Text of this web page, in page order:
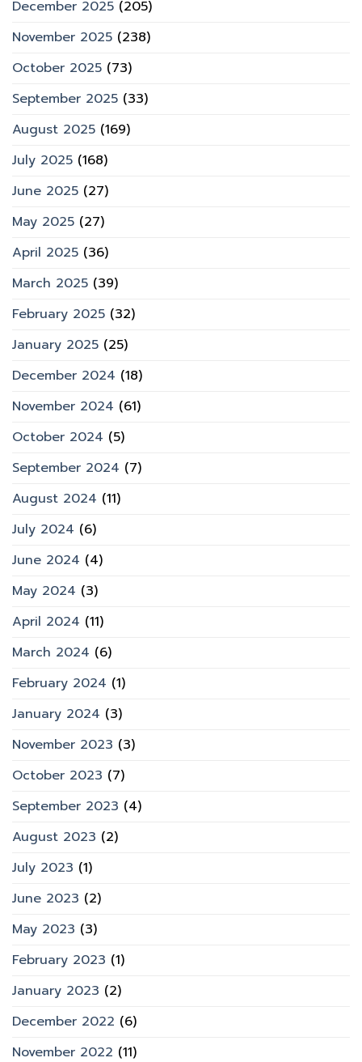
December 2025 (205)
November 2025 (238)
October 2025 (73)
September 2025 (33)
August 2025 (169)
July 2025 (168)
June 2025 (27)
May 2025 (27)
April 2025 (36)
March 2025 (39)
February 2025 (32)
January 2025 (25)
December 2024 (18)
November 2024 (61)
October 2024 (5)
September 2024 (7)
August 2024 (11)
July 2024 (6)
June 2024 (4)
May 2024 (3)
April 2024 (11)
March 2024 (6)
February 2024 (1)
January 2024 (3)
November 2023 (3)
October 2023 (7)
September 2023 (4)
August 2023 (2)
July 2023 (1)
June 2023 (2)
May 2023 (3)
February 2023 (1)
January 2023 (2)
December 2022 (6)
November 2022 (11)